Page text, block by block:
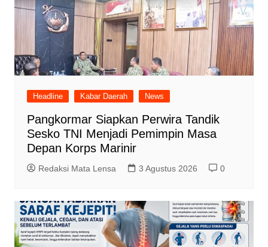
Headline Kabar Daerah News
Pangkormar Siapkan Perwira Tandik
Sesko TNI Menjadi Pemimpin Masa
Depan Korps Marinir
Redaksi Mata Lensa 3 Agustus 2026 0